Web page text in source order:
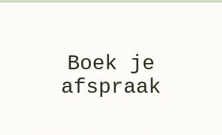
Boek je
afspraak